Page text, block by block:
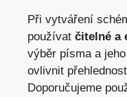
Při vytváření
používat čitelné a⁣
výběr písma a
ovlivnit
Doporučujeme